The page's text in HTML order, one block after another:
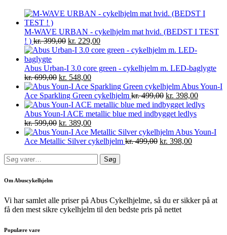
M-WAVE URBAN - cykelhjelm mat hvid. (BEDST I TEST
! ) kr.399,00 kr. 229,00
Abus Urban-I 3.0 core green - cykelhjelm m. LED-baglygte
kr.699,00 kr. 548,00
Abus Youn-I
Ace Sparkling Green cykelhjelm kr.499,00 kr. 398,00
Abus Youn-I ACE metallic blue med indbygget ledlys
kr.599,00 kr. 389,00
Abus Youn-I
Ace Metallic Silver cykelhjelm kr.499,00 kr. 398,00
Søg
efter:
Søg
Om Abuscykelhjelm
Vi har samlet alle priser på Abus Cykelhjelme, så du er sikker på at
få den mest sikre cykelhjelm til den bedste pris på nettet
Populære vare